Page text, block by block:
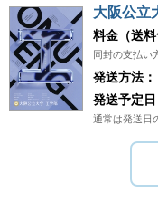
大阪公立
料金（送料
同封の支払い
発送方法：
発送予定日
通常は発送日